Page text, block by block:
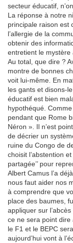
secteur éducatif,
La réponse à notre
principale raison est
l’allergie de la
obtenir des
entretient le mystère
Au total, que dire ?
montre de bonnes
voit lui-même. En
les gants et disons-
éducatif est bien
hypothéqué.
pendant que Rome
Néron ». Il n’est
de décrier un
ruine du Congo de
choisit l’abstention
partagée’’ pour
Albert Camus l’a
nous faut aider nos
à comprendre que
place des baumes,
appliquer sur
ce ne sera point dire
le F1 et le BEPC
aujourd’hui vont à